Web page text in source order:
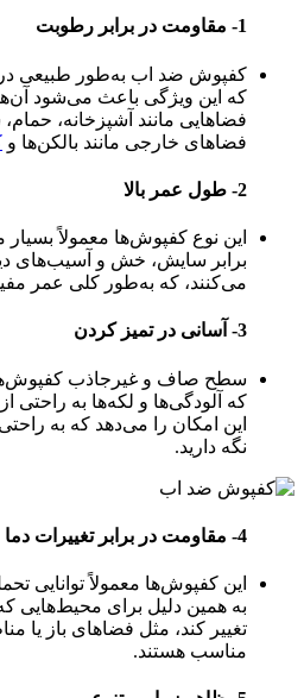
1- مقاومت در برابر رطوبت
کفپوش‌ ضد اب به‌طور طبیعی در
که این ویژگی باعث می‌شود آن‌ها
فضاهایی مانند آشپزخانه،
فضاهای خارجی مانند بالکن‌ها و
2- طول عمر بالا
این نوع کفپوش‌ها معمولاً بسیار
برابر سایش، خش و آسیب‌های
می‌کنند، که به‌طور کلی عمر مفید
3- آسانی در تمیز کردن
سطح صاف و غیرجاذب
که آلودگی‌ها و لکه‌ها به راحتی
این امکان را می‌دهد که به
نگه دارید.
4- مقاومت در برابر تغییرات دما
این کفپوش‌ها معمولاً توانایی
به همین دلیل برای محیط‌هایی
تغییر کند، مثل فضاهای باز یا
مناسب هستند.